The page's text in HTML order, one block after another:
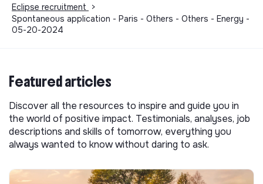
Eclipse recruitment
>
Spontaneous application - Paris - Others - Others - Energy -
05-20-2024
Featured articles
Discover all the resources to inspire and guide you in
the world of positive impact. Testimonials, analyses, job
descriptions and skills of tomorrow, everything you
always wanted to know without daring to ask.